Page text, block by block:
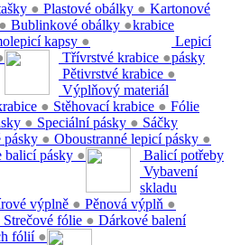
● Plastové obálky ●
● Bublinkové obálky ●
kapsy ●
Kartonové
krabice
Třívrstvé krabice ●
Pětivrstvé krabice ●
● Stěhovací krabice ●
Lepicí
pásky
● Speciální pásky ●
pásky ● Oboustranné lepicí pásky ●
balicí pásky ●
Výplňový materiál
výplně ● Pěnová výplň ●
Fólie
Strečové fólie ●
fólií ●
Sáčky
Balicí potřeby
Vybavení
skladu
Dárkové balení